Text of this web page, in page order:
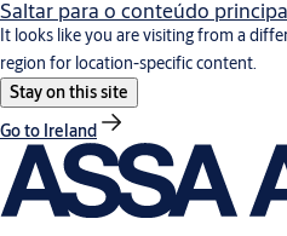
Saltar para o conteúdo
It looks like you are visiting from a
region for location-specific content.
Stay on this site
Go to Ireland